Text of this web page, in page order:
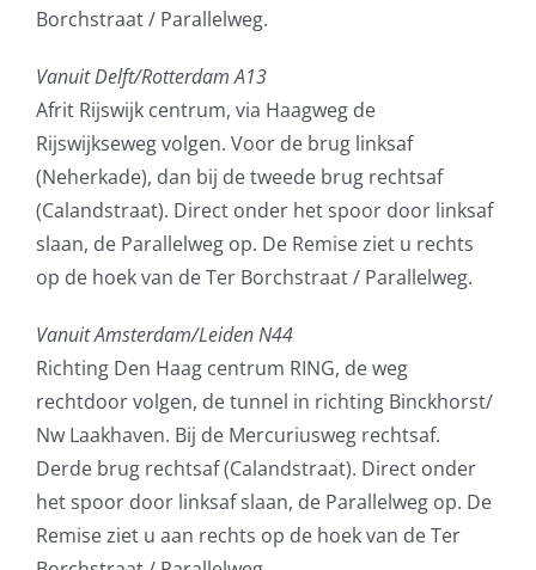
Borchstraat / Parallelweg.
Vanuit Delft/Rotterdam A13
Afrit Rijswijk centrum, via Haagweg de
Rijswijkseweg volgen. Voor de brug linksaf
(Neherkade), dan bij de tweede brug rechtsaf
(Calandstraat). Direct onder het spoor door linksaf
slaan, de Parallelweg op. De Remise ziet u rechts
op de hoek van de Ter Borchstraat / Parallelweg.
Vanuit Amsterdam/Leiden N44
Richting Den Haag centrum RING, de weg
rechtdoor volgen, de tunnel in richting Binckhorst/
Nw Laakhaven. Bij de Mercuriusweg rechtsaf.
Derde brug rechtsaf (Calandstraat). Direct onder
het spoor door linksaf slaan, de Parallelweg op. De
Remise ziet u aan rechts op de hoek van de Ter